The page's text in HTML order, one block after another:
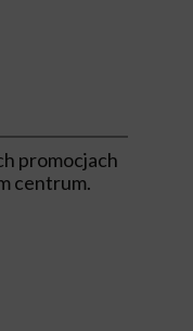
promocjach
centrum.